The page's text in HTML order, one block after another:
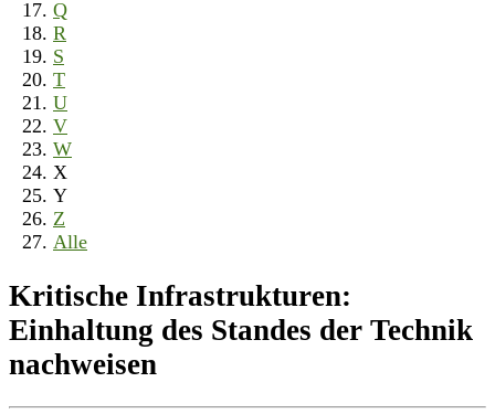
Q
R
S
T
U
V
W
X
Y
Z
Alle
Kritische Infrastrukturen:
Einhaltung des Standes der Technik
nachweisen